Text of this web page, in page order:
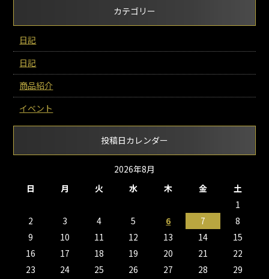
カテゴリー
日記
日記
商品紹介
イベント
投稿日カレンダー
2026年8月
日
月 火 水 木 金
土
1
2
3 4 5 6 7
8
9
10 11 12 13 14
15
16
17 18 19 20 21
22
23
24 25 26 27 28 29